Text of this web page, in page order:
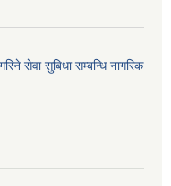
सेवा सुबिधा सम्बन्धि नागरिक